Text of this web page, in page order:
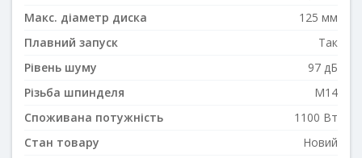
Макс. діаметр диска
125 мм
Плавний запуск
Так
Рівень шуму
97 дБ
Різьба шпинделя
M14
Споживана потужність
1100 Вт
Стан товару
Новий